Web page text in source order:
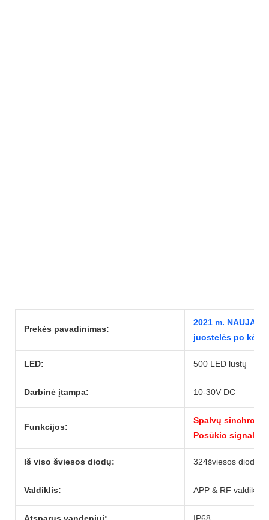
Prekės pavadinimas:
2021 m.
juostelės po
LED: 500 LED lustų
Darbinė įtampa: 10-30V DC
Funkcijos:
Spalvų
Posūkio signalas
Iš viso šviesos diodų: 324šviesos diodai
Valdiklis: APP & RF valdiklis